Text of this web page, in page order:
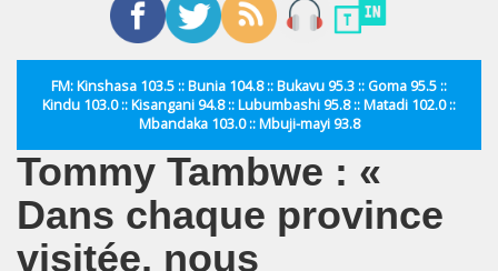
FM: Kinshasa 103.5 :: Bunia 104.8 :: Bukavu 95.3 :: Goma 95.5 ::
Kindu 103.0 :: Kisangani 94.8 :: Lubumbashi 95.8 :: Matadi 102.0 ::
Mbandaka 103.0 :: Mbuji-mayi 93.8
Tommy Tambwe : «
Dans chaque province
visitée, nous